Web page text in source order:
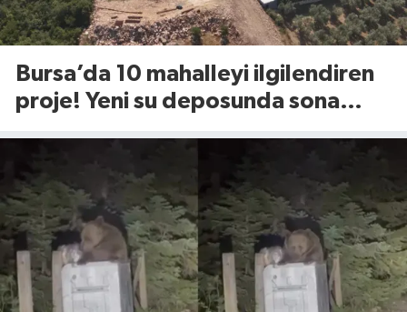
Bursa’da 10 mahalleyi ilgilendiren
proje! Yeni su deposunda sona